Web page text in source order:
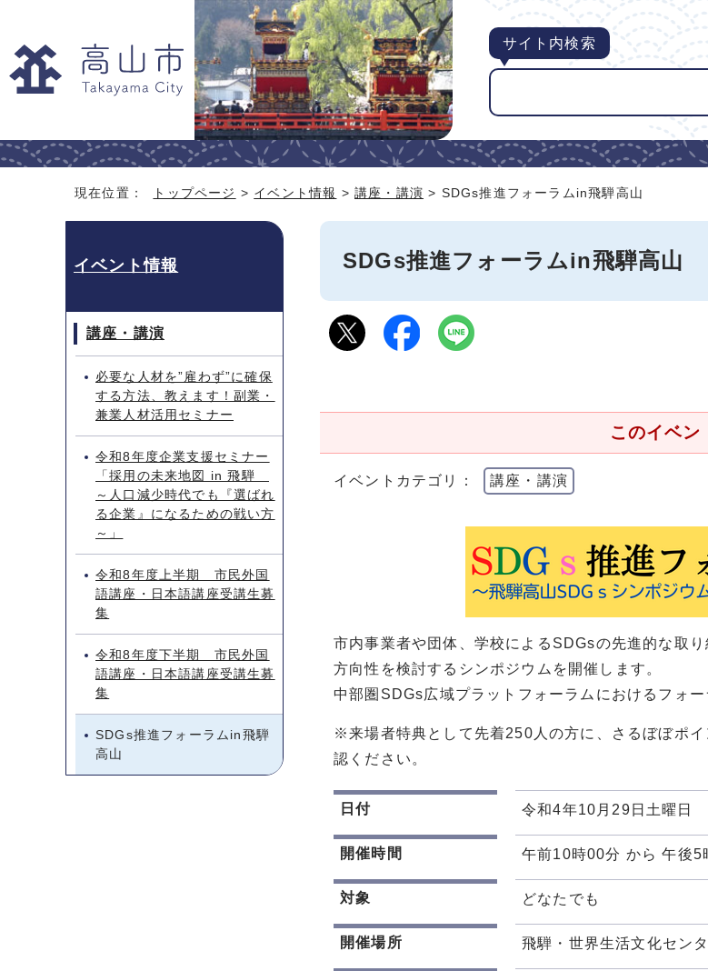
サイト内検索
現在位置： トップページ > イベント情報 >講座・講演 > SDGs推進フォーラムin飛騨高山
SDGs推進フォーラムin飛騨高山
このイベン
イベントカテゴリ： 講座・講演
市内事業者や団体、学校によるSDGsの先進的な取
方向性を検討するシンポジウムを開催します。
中部圏SDGs広域プラットフォーラムにおけるフォー
※来場者特典として先着250人の方に、さるぼぼポ
認ください。
日付 令和4年10月29日土曜日
開催時間 午前10時00分 から 午後5
対象 どなたでも
開催場所 飛騨・世界生活文化セン
イベント情報
講座・講演
必要な人材を”雇わず”に確保
する方法、教えます！副業・
兼業人材活用セミナー
令和8年度企業支援セミナー
「採用の未来地図 in 飛騨
～人口減少時代でも『選ばれ
る企業』になるための戦い方
～」
令和8年度上半期 市民外国
語講座・日本語講座受講生募
集
令和8年度下半期 市民外国
語講座・日本語講座受講生募
集
SDGs推進フォーラムin飛騨
高山